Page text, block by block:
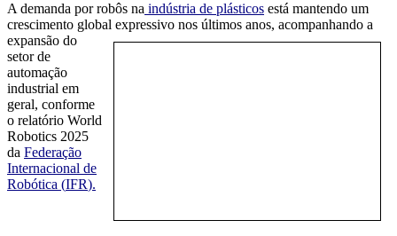
A demanda por robôs na indústria de plásticos está mantendo um
crescimento global expressivo nos últimos anos, acompanhando a
expansão do
setor de
automação
industrial em
geral, conforme
o relatório World
Robotics 2025
da Federação
Internacional de
Robótica (IFR).